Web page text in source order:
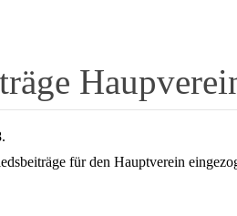
.
für den Hauptverein